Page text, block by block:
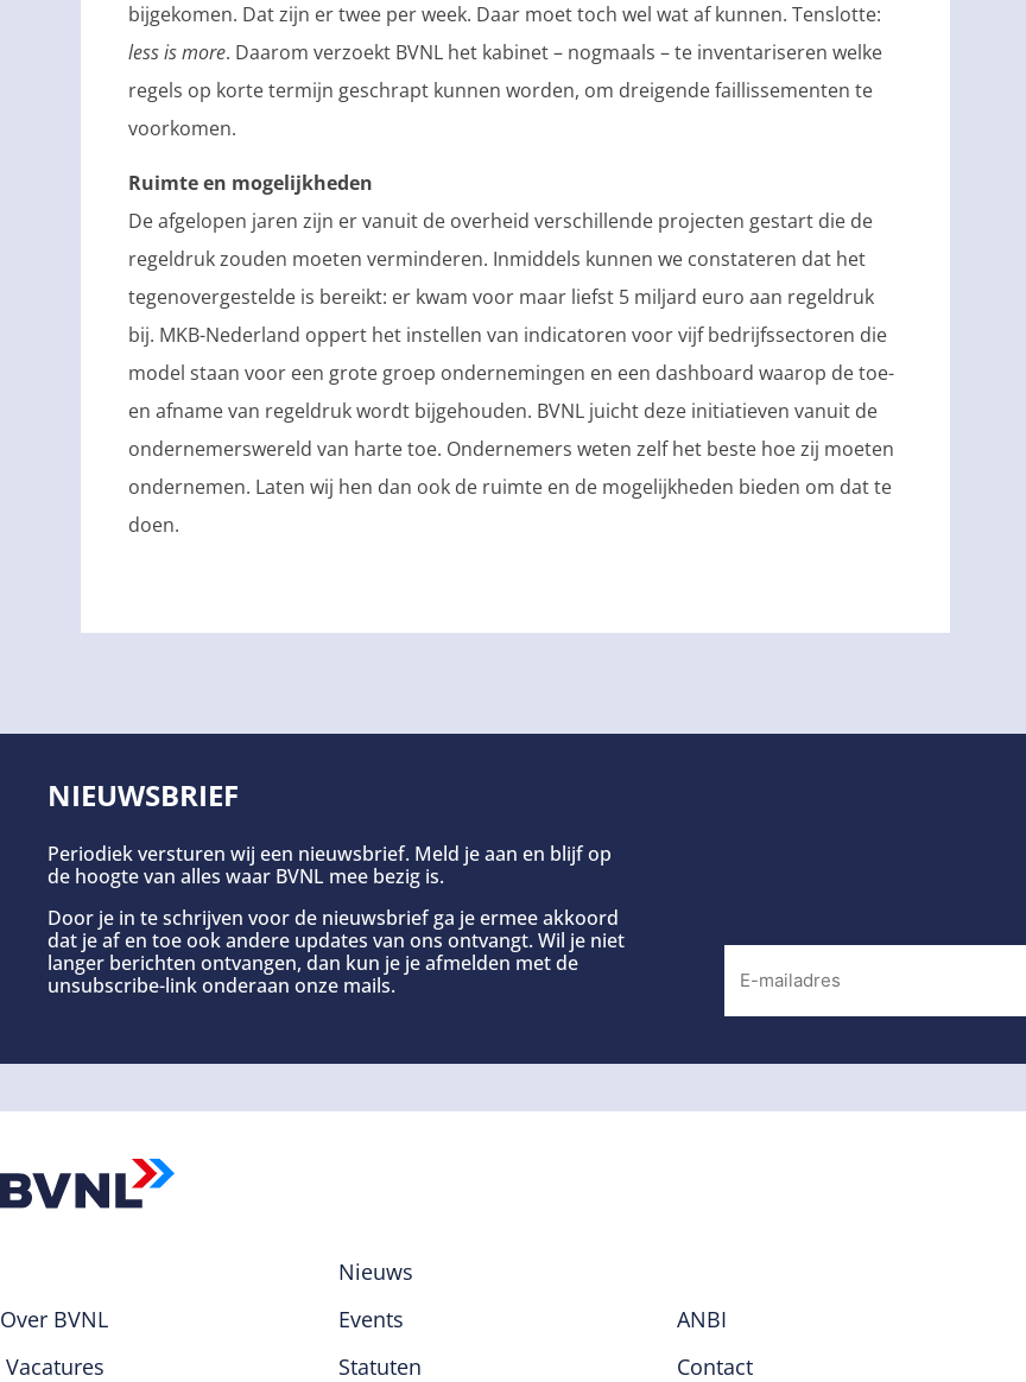
bijgekomen. Dat zijn er twee per week. Daar moet toch wel wat af kunnen. Tenslotte:
less is more. Daarom verzoekt BVNL het kabinet – nogmaals – te inventariseren welke
regels op korte termijn geschrapt kunnen worden, om dreigende faillissementen te
voorkomen.
Ruimte en mogelijkheden
De afgelopen jaren zijn er vanuit de overheid verschillende projecten gestart die de
regeldruk zouden moeten verminderen. Inmiddels kunnen we constateren dat het
tegenovergestelde is bereikt: er kwam voor maar liefst 5 miljard euro aan regeldruk
bij. MKB-Nederland oppert het instellen van indicatoren voor vijf bedrijfssectoren die
model staan voor een grote groep ondernemingen en een dashboard waarop de toe-
en afname van regeldruk wordt bijgehouden. BVNL juicht deze initiatieven vanuit de
ondernemerswereld van harte toe. Ondernemers weten zelf het beste hoe zij moeten
ondernemen. Laten wij hen dan ook de ruimte en de mogelijkheden bieden om dat te
doen.
NIEUWSBRIEF
Periodiek versturen wij een nieuwsbrief. Meld je aan en blijf op
de hoogte van alles waar BVNL mee bezig is.
Door je in te schrijven voor de nieuwsbrief ga je ermee akkoord
dat je af en toe ook andere updates van ons ontvangt. Wil je niet
langer berichten ontvangen, dan kun je je afmelden met de
unsubscribe-link onderaan onze mails.
Over BVNL
Vacatures
Nieuws
Events
Statuten
ANBI
Contact